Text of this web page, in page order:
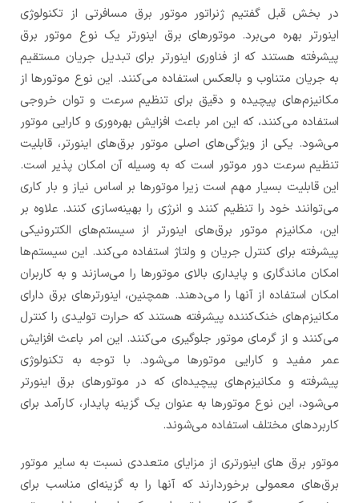
در بخش قبل گفتیم ژنراتور موتور برق مسافرتی از تکنولوژی
اینورتر بهره می‌برد. موتورهای برق اینورتر یک نوع موتور برق
پیشرفته هستند که از فناوری اینورتر برای تبدیل جریان مستقیم
به جریان متناوب و بالعکس استفاده می‌کنند. این نوع موتورها از
مکانیزم‌های پیچیده و دقیق برای تنظیم سرعت و توان خروجی
استفاده می‌کنند، که این امر باعث افزایش بهره‌وری و کارایی موتور
می‌شود. یکی از ویژگی‌های اصلی موتور برق‌های اینورتر، قابلیت
تنظیم سرعت دور موتور است که به وسیله آن امکان پذیر است.
این قابلیت بسیار مهم است زیرا موتورها بر اساس نیاز و بار کاری
می‌توانند خود را تنظیم کنند و انرژی را بهینه‌سازی کنند. علاوه بر
این، مکانیزم موتور برق‌های اینورتر از سیستم‌های الکترونیکی
پیشرفته برای کنترل جریان و ولتاژ استفاده می‌کند. این سیستم‌ها
امکان ماندگاری و پایداری بالای موتورها را می‌سازند و به کاربران
امکان استفاده از آنها را می‌دهند. همچنین، اینورترهای برق دارای
مکانیزم‌های خنک‌کننده پیشرفته هستند که حرارت تولیدی را کنترل
می‌کنند و از گرمای موتور جلوگیری می‌کنند. این امر باعث افزایش
عمر مفید و کارایی موتورها می‌شود. با توجه به تکنولوژی
پیشرفته و مکانیزم‌های پیچیده‌ای که در موتورهای برق اینورتر
می‌شود، این نوع موتورها به عنوان یک گزینه پایدار، کارآمد برای
کاربردهای مختلف استفاده می‌شوند.
موتور برق های اینورتری از مزایای متعددی نسبت به سایر موتور
برق‌های معمولی برخوردارند که آنها را به گزینه‌ای مناسب برای